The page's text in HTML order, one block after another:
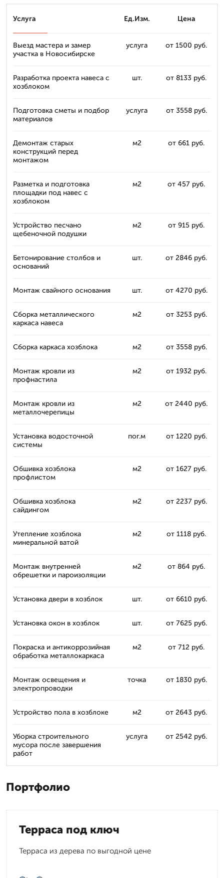
Услуга Ед.Изм. Цена
Выезд мастера и замер
участка в Новосибирске
услуга от 1500 руб.
Разработка проекта навеса с
хозблоком
шт. от 8133 руб.
Подготовка сметы и подбор
материалов
услуга от 3558 руб.
Демонтаж старых
конструкций перед
монтажом
м2 от 661 руб.
Разметка и подготовка
площадки под навес с
хозблоком
м2 от 457 руб.
Устройство песчано
щебеночной подушки
м2 от 915 руб.
Бетонирование столбов и
оснований
шт. от 2846 руб.
Монтаж свайного основания шт. от 4270 руб.
Сборка металлического
каркаса навеса
м2 от 3253 руб.
Сборка каркаса хозблока м2 от 3558 руб.
Монтаж кровли из
профнастила
м2 от 1932 руб.
Монтаж кровли из
металлочерепицы
м2 от 2440 руб.
Установка водосточной
системы
пог.м от 1220 руб.
Обшивка хозблока
профлистом
м2 от 1627 руб.
Обшивка хозблока
сайдингом
м2 от 2237 руб.
Утепление хозблока
минеральной ватой
м2 от 1118 руб.
Монтаж внутренней
обрешетки и пароизоляции
м2 от 864 руб.
Установка двери в хозблок шт. от 6610 руб.
Установка окон в хозблок шт. от 7625 руб.
Покраска и антикоррозийная
обработка металлокаркаса
м2 от 712 руб.
Монтаж освещения и
электропроводки
точка от 1830 руб.
Устройство пола в хозблоке м2 от 2643 руб.
Уборка строительного
мусора после завершения
работ
услуга от 2542 руб.
Портфолио
Терраса под ключ
Терраса из дерева по выгодной цене